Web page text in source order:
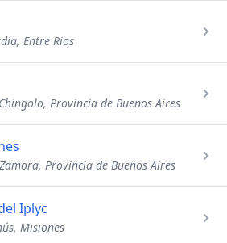
Entre Rios
Provincia de Buenos Aires
Provincia de Buenos Aires
Iplyc
Misiones